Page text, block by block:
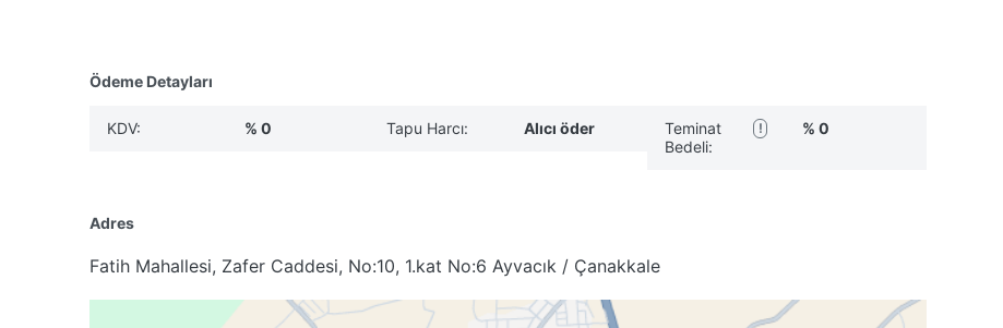
Ödeme Detayları
KDV: % 0 Tapu Harcı: Alıcı öder
Teminat
Bedeli:
! % 0
Adres
Fatih Mahallesi, Zafer Caddesi, No:10, 1.kat No:6 Ayvacık / Çanakkale